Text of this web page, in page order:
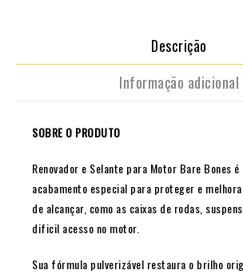
Descrição
Informação adicional
SOBRE O PRODUTO
Renovador e Selante para Motor Bare Bones
acabamento especial para proteger e
de alcançar, como as caixas de rodas,
dificil acesso no motor.
Sua fórmula pulverizável restaura o brilho